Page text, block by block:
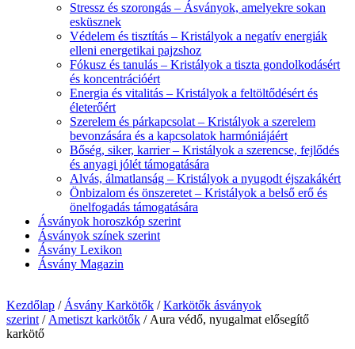
Stressz és szorongás – Ásványok, amelyekre sokan
esküsznek
Védelem és tisztítás – Kristályok a negatív energiák
elleni energetikai pajzshoz
Fókusz és tanulás – Kristályok a tiszta gondolkodásért
és koncentrációért
Energia és vitalitás – Kristályok a feltöltődésért és
életerőért
Szerelem és párkapcsolat – Kristályok a szerelem
bevonzására és a kapcsolatok harmóniájáért
Bőség, siker, karrier – Kristályok a szerencse, fejlődés
és anyagi jólét támogatására
Alvás, álmatlanság – Kristályok a nyugodt éjszakákért
Önbizalom és önszeretet – Kristályok a belső erő és
önelfogadás támogatására
Ásványok horoszkóp szerint
Ásványok színek szerint
Ásvány Lexikon
Ásvány Magazin
Kezdőlap /Ásvány Karkötők /Karkötők ásványok
szerint/Ametiszt karkötők / Aura védő, nyugalmat elősegítő
karkötő